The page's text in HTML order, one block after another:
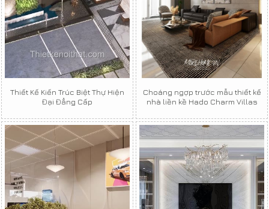
Thiết Kế Kiến Trúc Biệt Thự Hiện
Đại Đẳng Cấp
Choáng ngợp trước mẫu thiết kế
nhà liền kề Hado Charm Villas